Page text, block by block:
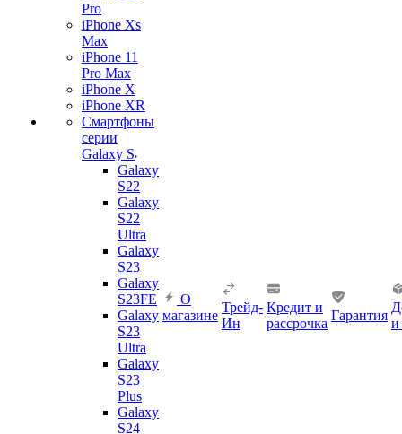
Pro
iPhone Xs
Max
iPhone 11
Pro Max
iPhone X
iPhone XR
Смартфоны
серии
Galaxy S
Galaxy
S22
Galaxy
S22
Ultra
Galaxy
S23
Galaxy
S23FE
Galaxy
S23
Ultra
Galaxy
S23
Plus
Galaxy
S24
О
магазине
Трейд-
Ин
Кредит и
рассрочка
Гарантия
и